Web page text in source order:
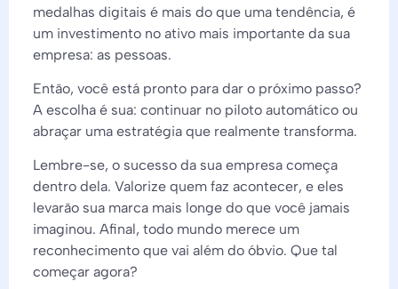
medalhas digitais é mais do que uma tendência, é
um investimento no ativo mais importante da sua
empresa: as pessoas.
Então, você está pronto para dar o próximo passo?
A escolha é sua: continuar no piloto automático ou
abraçar uma estratégia que realmente transforma.
Lembre-se, o sucesso da sua empresa começa
dentro dela. Valorize quem faz acontecer, e eles
levarão sua marca mais longe do que você jamais
imaginou. Afinal, todo mundo merece um
reconhecimento que vai além do óbvio. Que tal
começar agora?